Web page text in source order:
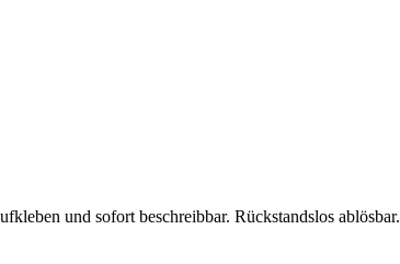
und sofort beschreibbar. Rückstandslos ablösbar.